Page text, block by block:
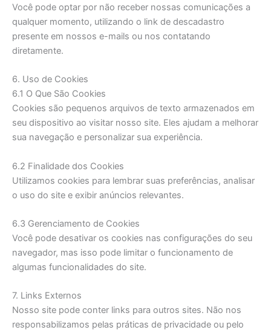
Você pode optar por não receber nossas comunicações a
qualquer momento, utilizando o link de descadastro
presente em nossos e-mails ou nos contatando
diretamente.
6. Uso de Cookies
6.1 O Que São Cookies
Cookies são pequenos arquivos de texto armazenados em
seu dispositivo ao visitar nosso site. Eles ajudam a melhorar
sua navegação e personalizar sua experiência.
6.2 Finalidade dos Cookies
Utilizamos cookies para lembrar suas preferências, analisar
o uso do site e exibir anúncios relevantes.
6.3 Gerenciamento de Cookies
Você pode desativar os cookies nas configurações do seu
navegador, mas isso pode limitar o funcionamento de
algumas funcionalidades do site.
7. Links Externos
Nosso site pode conter links para outros sites. Não nos
responsabilizamos pelas práticas de privacidade ou pelo